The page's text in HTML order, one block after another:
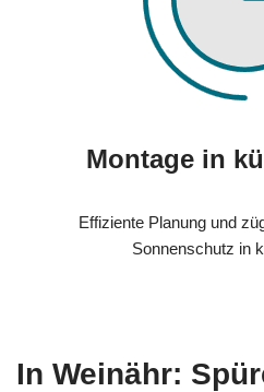
Montage in
Effiziente Planung und
Sonnenschutz in
In Weinähr: